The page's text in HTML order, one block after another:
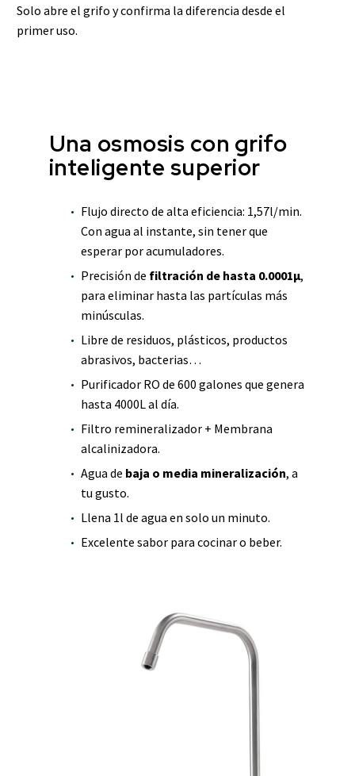
Solo abre el grifo y confirma la diferencia desde el
primer uso.
Una osmosis con grifo
inteligente superior
Flujo directo de alta eficiencia: 1,57l/min.
Con agua al instante, sin tener que
esperar por acumuladores.
Precisión de filtración de hasta 0.0001μ,
para eliminar hasta las partículas más
minúsculas.
Libre de residuos, plásticos, productos
abrasivos, bacterias…
Purificador RO de 600 galones que genera
hasta 4000L al día.
Filtro remineralizador + Membrana
alcalinizadora.
Agua de baja o media mineralización, a
tu gusto.
Llena 1l de agua en solo un minuto.
Excelente sabor para cocinar o beber.